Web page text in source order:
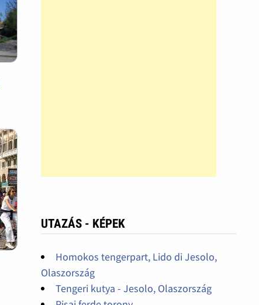
UTAZÁS - KÉPEK
Homokos tengerpart, Lido di Jesolo,
Olaszország
Tengeri kutya - Jesolo, Olaszország